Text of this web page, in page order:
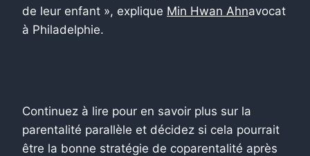
de leur enfant », explique Min Hwan Ahnavocat
à Philadelphie.
Continuez à lire pour en savoir plus sur la
parentalité parallèle et décidez si cela pourrait
être la bonne stratégie de coparentalité après